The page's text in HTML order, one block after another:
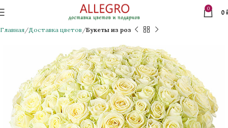
0 0
Главная Доставка цветов Букеты из роз